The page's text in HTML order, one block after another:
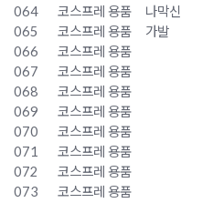
064
코스프레 용품
나막신
065
코스프레 용품
가발
066
코스프레 용품
067
코스프레 용품
068
코스프레 용품
069
코스프레 용품
070
코스프레 용품
071
코스프레 용품
072
코스프레 용품
073
코스프레 용품